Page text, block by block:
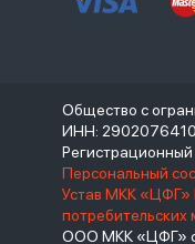
Общество с
ИНН:
Персональный
Устав МКК «ЦФГ»
ООО МКК «ЦФГ»